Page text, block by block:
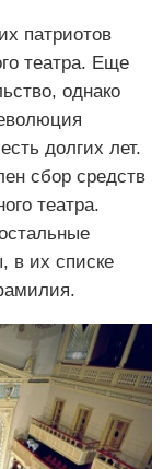
патриотов
театра. Еще
однако
долгих лет.
сбор средств
театра.
в их списке